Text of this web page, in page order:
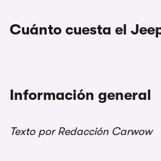
Cuánto cuesta el
Información general
Texto por Redacción Carwow